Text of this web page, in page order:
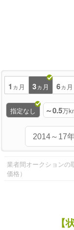
1 ヵ月 3ヵ月 6ヵ月
指定なし ～0.5万
業者間オークションの
価格）
【